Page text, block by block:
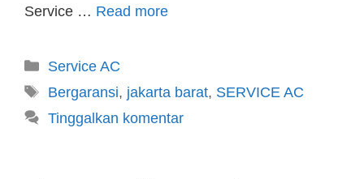
Service … Read more
Service AC
Bergaransi, jakarta barat, SERVICE AC
Tinggalkan komentar